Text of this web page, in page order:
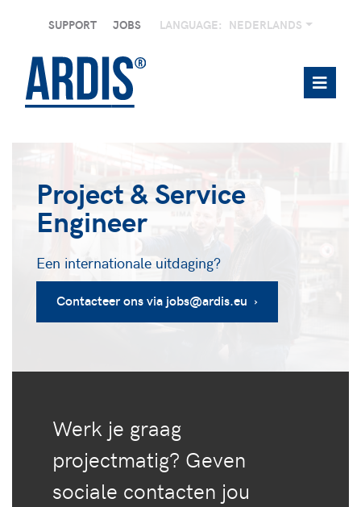
SUPPORT JOBS LANGUAGE: NEDERLANDS
Project & Service
Engineer
Een internationale uitdaging?
Contacteer ons via jobs@ardis.eu ›
Werk je graag
projectmatig? Geven
sociale contacten jou